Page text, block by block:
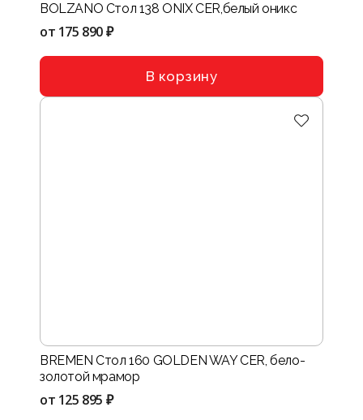
BOLZANO Стол 138 ONIХ CER,белый оникс
от 175 890 ₽
В корзину
BREMEN Стол 160 GOLDEN WAY CER, бело-
золотой мрамор
от 125 895 ₽